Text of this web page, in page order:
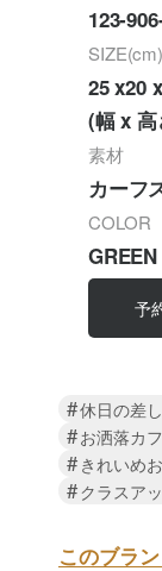
123-
SIZE(cm)
25 x20
(幅 x
素材
カーフ
COLOR
GREEN
予
#休日の差
#お洒落カ
# きれいめ
#クラスア
このブラ